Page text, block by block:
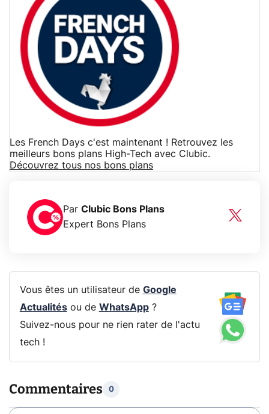
Les French Days c'est maintenant ! Retrouvez les
meilleurs bons plans High-Tech avec Clubic.
Découvrez tous nos bons plans
Par Clubic Bons Plans
Expert Bons Plans
Vous êtes un utilisateur de Google
Actualitésou de WhatsApp?
Suivez-nous pour ne rien rater de l'actu
tech !
Commentaires 0